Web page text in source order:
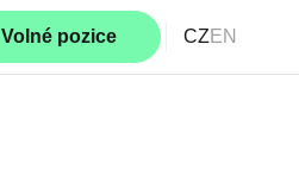
Volné pozice CZ EN